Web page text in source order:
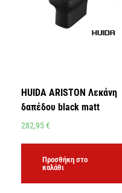
HUIDA ARISTON Λεκάνη
δαπέδου black matt
282,95€
Προσθήκη στο
καλάθι